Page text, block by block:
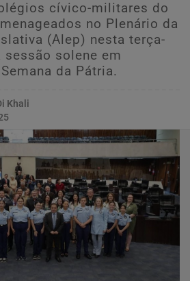
cívico-militares do
no Plenário da
(Alep) nesta terça-
solene em
da Pátria.
Khali